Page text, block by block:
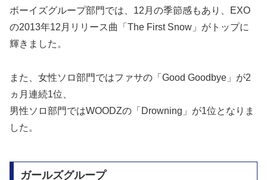
ボーイズグループ部門では、12月の季節感もあり、EXO
の2013年12月リリース曲「The First Snow」がトップに
輝きました。
また、女性ソロ部門ではファサの「Good Goodbye」が2
ヵ月連続1位、
男性ソロ部門ではWOODZの「Drowning」が1位となりま
した。
ガールズグループ